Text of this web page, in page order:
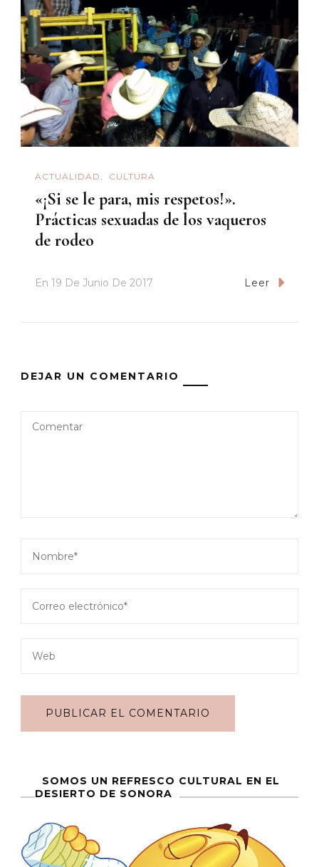
ACTUALIDAD CULTURA
«¡Si se le para, mis respetos!».
Prácticas sexuadas de los vaqueros
de rodeo
En 19 De Junio De 2017 Leer
DEJAR UN COMENTARIO
SOMOS UN REFRESCO CULTURAL EN EL
DESIERTO DE SONORA